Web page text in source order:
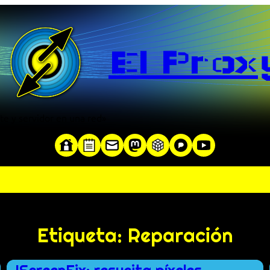
El
Etiqueta: Reparación